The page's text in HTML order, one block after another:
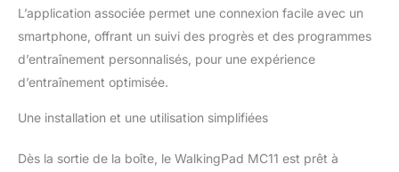
sur des plages de vitesse
allant de 1 à 12 kilomètres
par heure, il s'adapte à
une variété de besoins
personnaliser votre
exigences quotidiennes.
L’application associée permet une connexion facile avec un
smartphone, offrant un suivi des progrès et des programmes
d’entraînement personnalisés, pour une expérience
d’entraînement optimisée.
Une installation et une utilisation simplifiées
Dès la sortie de la boîte, le WalkingPad MC11 est prêt à